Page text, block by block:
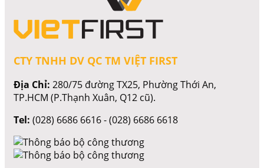
CTY TNHH DV QC TM VIỆT FIRST
Địa Chỉ: 280/75 đường TX25, Phường Thới An,
TP.HCM (P.Thạnh Xuân, Q12 cũ).
Tel: (028) 6686 6616 - (028) 6686 6618